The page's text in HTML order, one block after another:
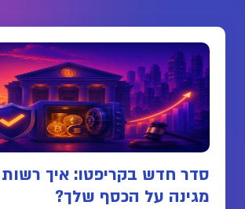
סדר חדש בקריפטו: איך
מגינה על הכסף שלך?